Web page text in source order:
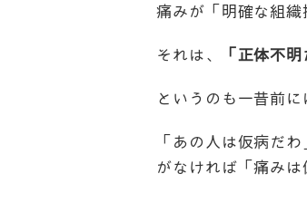
痛みが「明確な組織
それは、 「正体不
というのも一昔前
「あの人は仮病だ
がなければ「痛み